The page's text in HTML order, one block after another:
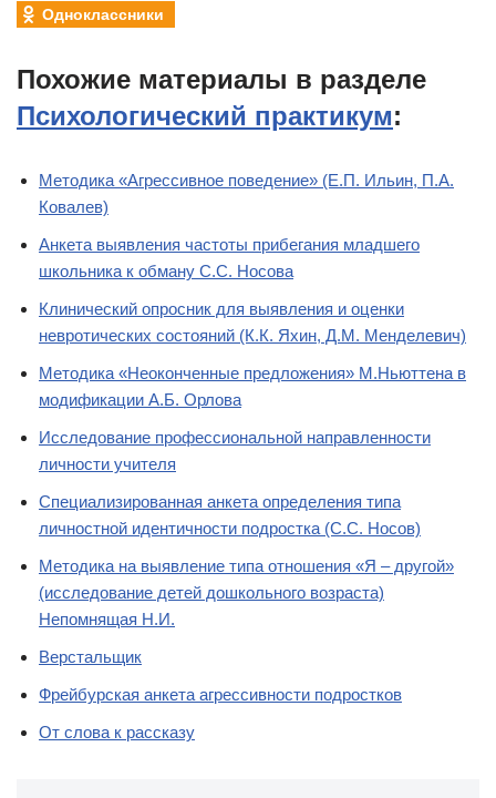
Одноклассники
Похожие материалы в разделе
Психологический практикум:
Методика «Агрессивное поведение» (Е.П. Ильин, П.А.
Ковалев)
Анкета выявления частоты прибегания младшего
школьника к обману С.С. Носова
Клинический опросник для выявления и оценки
невротических состояний (К.К. Яхин, Д.М. Менделевич)
Методика «Неоконченные предложения» М.Ньюттена в
модификации А.Б. Орлова
Исследование профессиональной направленности
личности учителя
Специализированная анкета определения типа
личностной идентичности подростка (С.С. Носов)
Методика на выявление типа отношения «Я – другой»
(исследование детей дошкольного возраста)
Непомнящая Н.И.
Верстальщик
Фрейбурская анкета агрессивности подростков
От слова к рассказу